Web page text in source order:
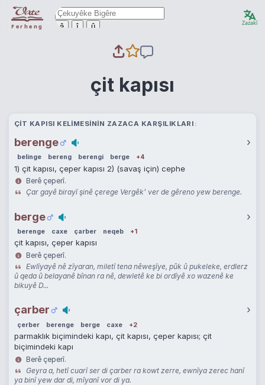
Ferheng ê î û Zazakî
çit kapısı
ÇIT KAPISI KELIMESININ ZAZACA KARŞILIKLARI
berenge ›
belinge bereng berengi berge +4
1) çit kapısı, çeper kapısı 2) (savaş için) cephe
Berê çeperî.
Çar gayê birayî şinê çerege Vergêk’ ver de gêreno yew berenge.
berge ›
berenge caxe çarber neqeb +1
çit kapısı, çeper kapısı
Berê çeperî.
Ewlîyayê nê zîyaran, miletî tena nêweşîye, pûk û pukeleke, erdlerz
û qeda û belayanê bînan ra nê, dewletê ke bi ordîyê xo wazenê ke
bikuyê D...
çarber ›
çerber berenge berge caxe +2
parmaklık biçimindeki kapı, çit kapısı, çeper kapısı; çit
biçimindeki kapı
Berê çeperî.
Geyra a, hetî cuarî ser di çarber ra kowt zerre, ewnîya zerec hanî
ya binî yew dar di, mîyanî vor di ya.